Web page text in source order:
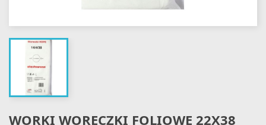
WORKI WORECZKI FOLIOWE 22X38